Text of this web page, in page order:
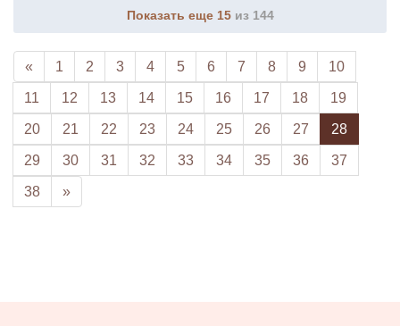
Показать еще 15 из 144
« 1 2 3 4 5 6 7 8 9 10
11 12 13 14 15 16 17 18 19
20 21 22 23 24 25 26 27 28
29 30 31 32 33 34 35 36 37
38 »